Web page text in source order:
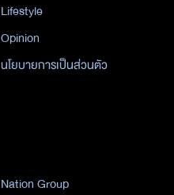
Lifestyle
Opinion
นโยบายการเป็นส่วนตัว
Nation Group